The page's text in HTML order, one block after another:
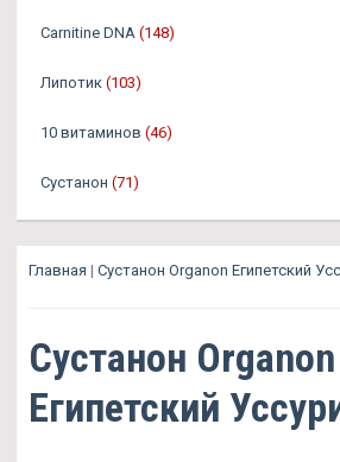
Carnitine DNA (148)
Липотик (103)
10 витаминов (46)
Сустанон (71)
Главная | Сустанон Organon Египетский
Сустанон Organon
Египетский